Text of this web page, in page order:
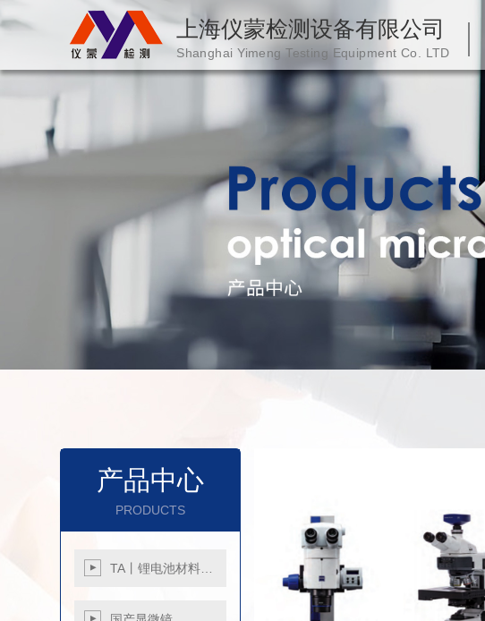
上海仪蒙检测设备有限公司
Shanghai Yimeng Testing Equipment Co. LTD
产品中心
PRODUCTS
TA丨锂电池材料…